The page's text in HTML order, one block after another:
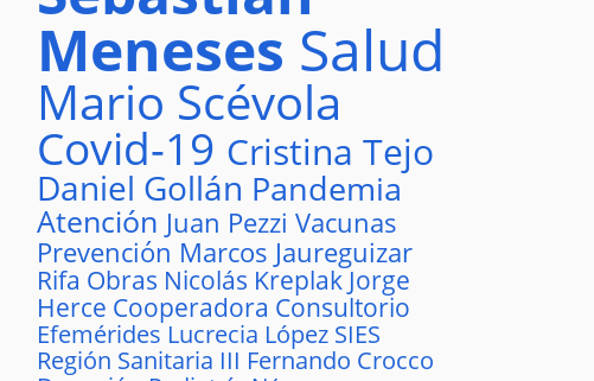
Meneses Salud
Mario Scévola
Covid-19 Cristina Tejo
Daniel Gollán Pandemia
Atención Juan Pezzi Vacunas
Prevención Marcos Jaureguizar
Rifa Obras Nicolás Kreplak Jorge
Herce Cooperadora Consultorio
Efemérides Lucrecia López SIES
Región Sanitaria III Fernando Crocco